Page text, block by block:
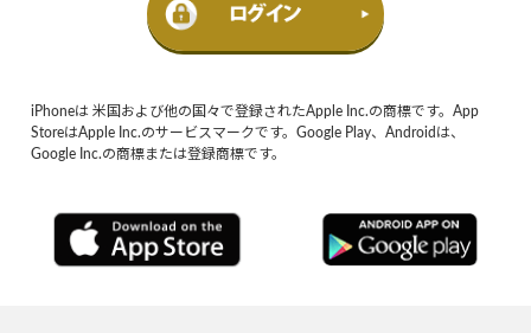
iPhoneは 米国および他の国々で登録されたApple Inc.の商標です。App
StoreはApple Inc.のサービスマークです。Google Play、Androidは、
Google Inc.の商標または登録商標です。